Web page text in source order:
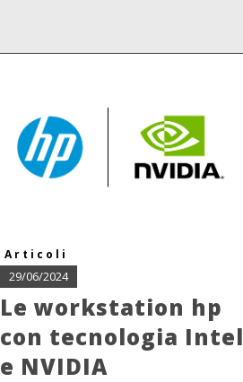
Articoli
29/06/2024
Le workstation hp
con tecnologia Intel
e NVIDIA